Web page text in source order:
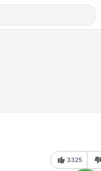
3325